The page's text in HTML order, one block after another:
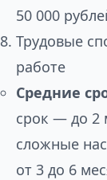
50 000
Трудовые
работе
Средние
срок — до 2
сложные
от 3 до 6